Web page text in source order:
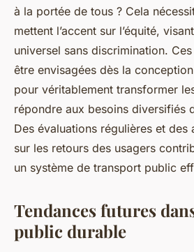
à la portée de tous ? Cela
mettent l’accent sur l’équité,
universel sans discrimination.
être envisagées dès la
pour véritablement transformer
répondre aux besoins diversifiés
Des évaluations régulières et des
sur les retours des usagers
un système de transport public
Tendances futures
public durable